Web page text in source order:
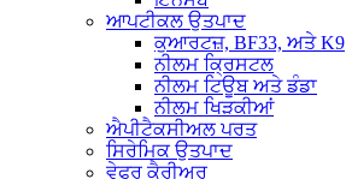
ਆਪਟੀਕਲ ਉਤਪਾਦ
ਕੁਆਰਟਜ਼, BF33, ਅਤੇ K9
ਨੀਲਮ ਕ੍ਰਿਸਟਲ
ਨੀਲਮ ਟਿਊਬ ਅਤੇ ਡੰਡਾ
ਨੀਲਮ ਖਿੜਕੀਆਂ
ਐਪੀਟੈਕਸੀਅਲ ਪਰਤ
ਸਿਰੇਮਿਕ ਉਤਪਾਦ
ਵੇਫਰ ਕੈਰੀਅਰ